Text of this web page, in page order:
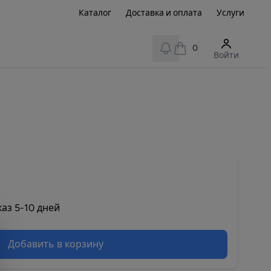
Каталог Доставка и оплата Услуги
View notifications
0
Войти
5-10 дней
Добавить в корзину